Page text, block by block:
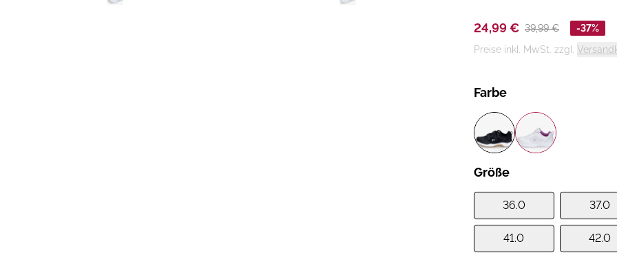
24,99 € 39,99 €
-37%
Preise inkl. MwSt. zzgl.
Farbe
Größe
36.0 37.0
41.0 42.0